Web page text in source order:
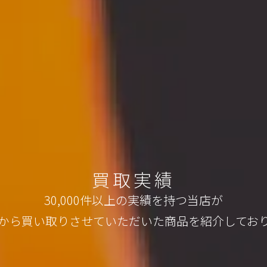
買取実績
30,000件以上の実績を持つ当店が
ら買い取りさせていただいた商品を紹介してお